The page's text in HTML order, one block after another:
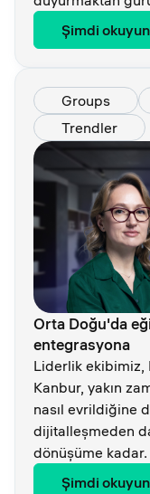
Şimdi okuyun
Groups
Trendler
Orta Doğu'da
entegrasyona
Liderlik ekibimiz,
Kanbur, yakın
nasıl evrildiğine
dijitalleşmeden
dönüşüme kadar.
Şimdi okuyun